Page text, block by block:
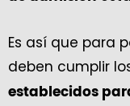
Es así que para
deben cumplir
establecidos